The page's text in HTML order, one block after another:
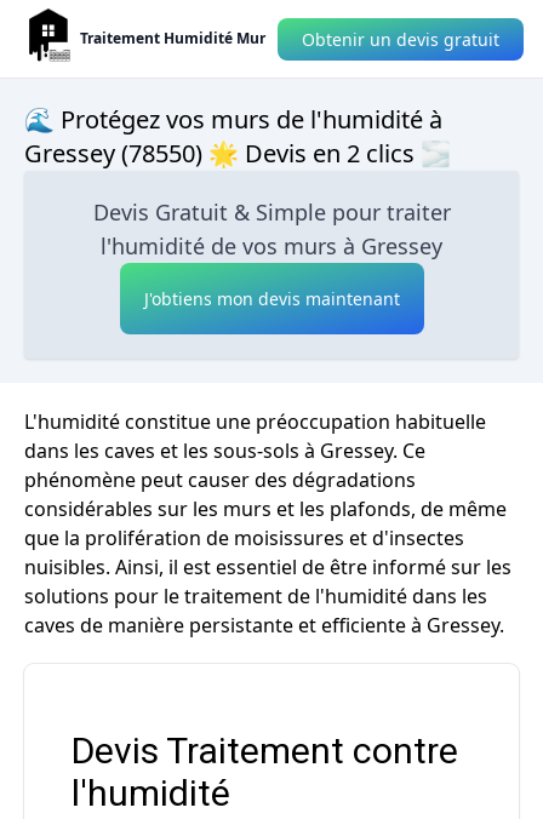
Traitement Humidité Mur Obtenir un devis gratuit
🌊 Protégez vos murs de l'humidité à
Gressey (78550) 🌟 Devis en 2 clics 🌫
Devis Gratuit & Simple pour traiter
l'humidité de vos murs à Gressey
J'obtiens mon devis maintenant
L'humidité constitue une préoccupation habituelle
dans les caves et les sous-sols à Gressey. Ce
phénomène peut causer des dégradations
considérables sur les murs et les plafonds, de même
que la prolifération de moisissures et d'insectes
nuisibles. Ainsi, il est essentiel de être informé sur les
solutions pour le traitement de l'humidité dans les
caves de manière persistante et efficiente à Gressey.
Devis Traitement contre
l'humidité